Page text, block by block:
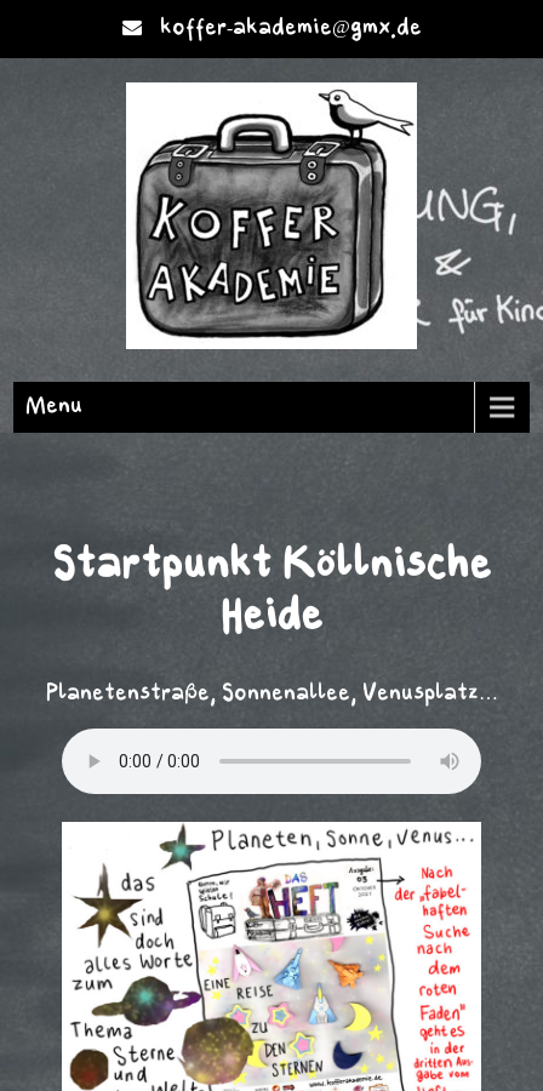
koffer-akademie@gmx.de
Menu
Startpunkt Köllnische
Heide
Planetenstraße, Sonnenallee, Venusplatz…